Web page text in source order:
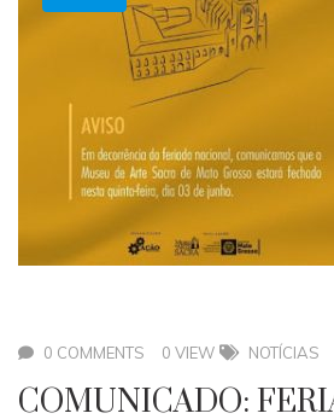
0 COMMENTS 0 VIEW NOTÍCIAS
COMUNICADO: